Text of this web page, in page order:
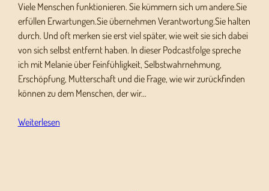
Viele Menschen funktionieren. Sie kümmern sich um andere.Sie
erfüllen Erwartungen.Sie übernehmen Verantwortung.Sie halten
durch. Und oft merken sie erst viel später, wie weit sie sich dabei
von sich selbst entfernt haben. In dieser Podcastfolge spreche
ich mit Melanie über Feinfühligkeit, Selbstwahrnehmung,
Erschöpfung, Mutterschaft und die Frage, wie wir zurückfinden
können zu dem Menschen, der wir…
Weiterlesen